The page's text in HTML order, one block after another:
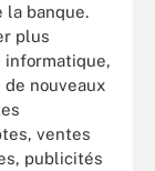
la banque.
plus
informatique,
nouveaux
ventes
publicités